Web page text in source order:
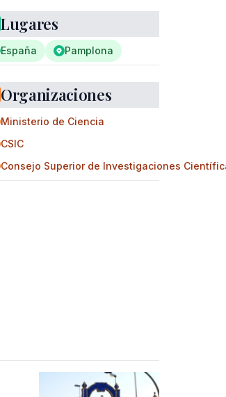
Lugares
España Pamplona
Organizaciones
Ministerio de Ciencia
CSIC
Consejo Superior de Investigaciones